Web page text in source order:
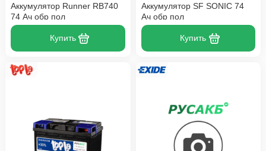
Аккумулятор Runner RB740
74 Ач обр пол
Купить
Аккумулятор SF SONIC 74
Ач обр пол
Купить